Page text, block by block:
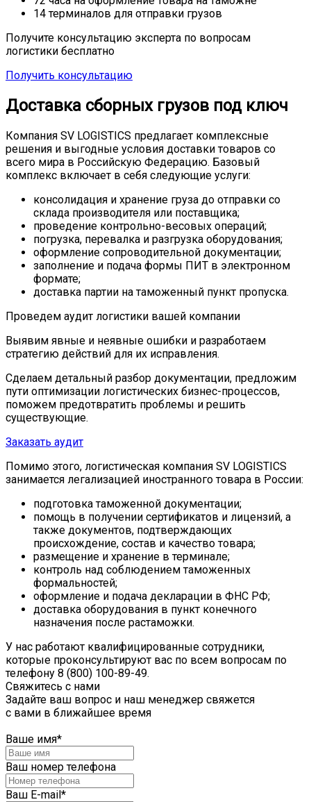
14 терминалов для отправки грузов
Получите консультацию эксперта по вопросам
логистики бесплатно
Получить консультацию
Доставка сборных грузов под ключ
Компания SV LOGISTICS предлагает комплексные
решения и выгодные условия доставки товаров со
всего мира в Российскую Федерацию. Базовый
комплекс включает в себя следующие услуги:
консолидация и хранение груза до отправки со
склада производителя или поставщика;
проведение контрольно-весовых операций;
погрузка, перевалка и разгрузка оборудования;
оформление сопроводительной документации;
заполнение и подача формы ПИТ в электронном
формате;
доставка партии на таможенный пункт пропуска.
Проведем аудит логистики вашей компании
Выявим явные и неявные ошибки и разработаем
стратегию действий для их исправления.
Сделаем детальный разбор документации, предложим
пути оптимизации логистических бизнес-процессов,
поможем предотвратить проблемы и решить
существующие.
Заказать аудит
Помимо этого, логистическая компания SV LOGISTICS
занимается легализацией иностранного товара в России:
подготовка таможенной документации;
помощь в получении сертификатов и лицензий, а
также документов, подтверждающих
происхождение, состав и качество товара;
размещение и хранение в терминале;
контроль над соблюдением таможенных
формальностей;
оформление и подача декларации в ФНС РФ;
доставка оборудования в пункт конечного
назначения после растаможки.
У нас работают квалифицированные сотрудники,
которые проконсультируют вас по всем вопросам по
телефону 8 (800) 100-89-49.
Свяжитесь с нами
Задайте ваш вопрос и наш менеджер свяжется
с вами в ближайшее время
Ваше имя*
Ваш номер телефона
Ваш E-mail*